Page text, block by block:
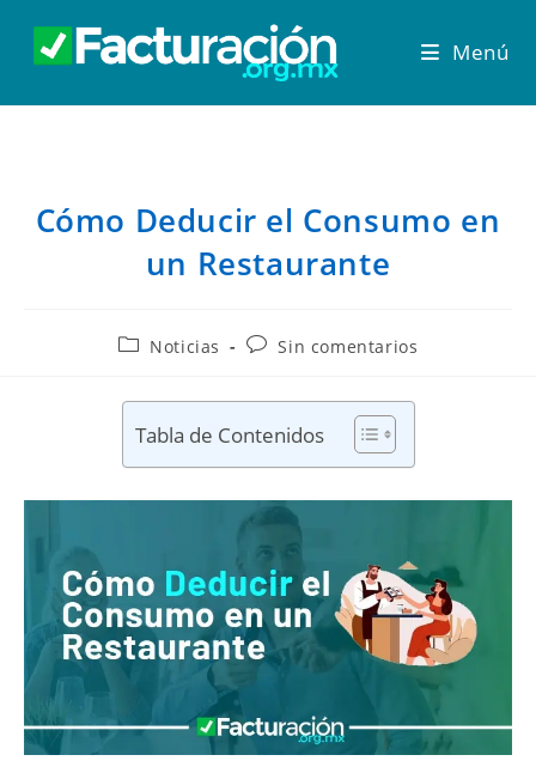
Menú
Cómo Deducir el Consumo en
un Restaurante
Noticias Sin comentarios
Tabla de Contenidos